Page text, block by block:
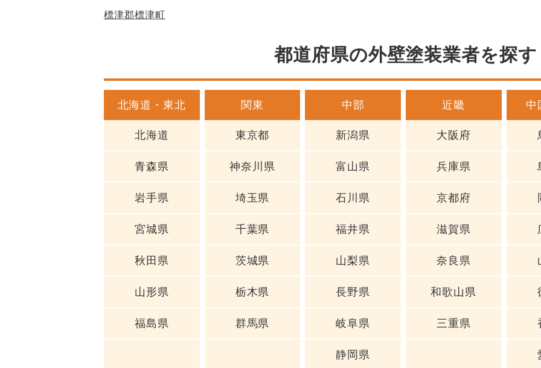
標津郡標津町
都道府県の外壁塗装業者を探す
北海道・東北
北海道
青森県
岩手県
宮城県
秋田県
山形県
福島県
関東
東京都
神奈川県
埼玉県
千葉県
茨城県
栃木県
群馬県
中部
新潟県
富山県
石川県
福井県
山梨県
長野県
岐阜県
静岡県
近畿
大阪府
兵庫県
京都府
滋賀県
奈良県
和歌山県
三重県
中